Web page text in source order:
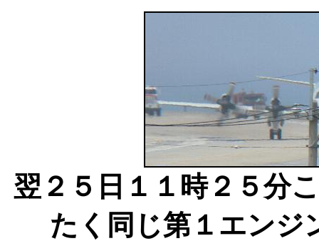
翌２５日１１時２５分
たく同じ第１エンジ